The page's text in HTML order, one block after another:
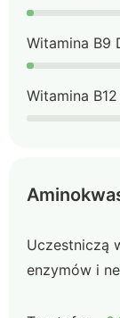
Witamina B9
Witamina
Uczestniczą
enzymów i